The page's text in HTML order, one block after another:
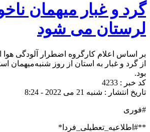
گرد و غبار میهمان
لرستان می شود
بر اساس اعلام کارگروه اضطرار آلودگی
از گرد و غبار به استان از روز شنبه‌میهمان
بود.
کد خبر : 4233
تاریخ انتشار : شنبه 21 می 2022 - 8:24
#فوری
**#اطلاعیه_تعطیلی_فردا*